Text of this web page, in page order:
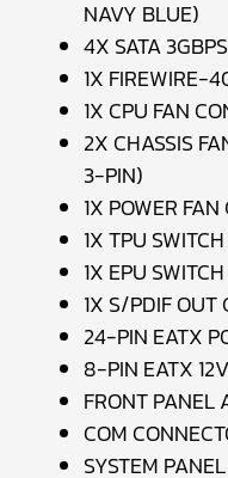
NAVY BLUE)
4X SATA
1X FIREWIRE-
1X CPU FAN
2X CHASSIS
3-PIN)
1X POWER
1X TPU SWITCH
1X EPU SWITCH
1X S/PDIF OUT
24-PIN EATX
8-PIN EATX
FRONT PANEL
COM
SYSTEM